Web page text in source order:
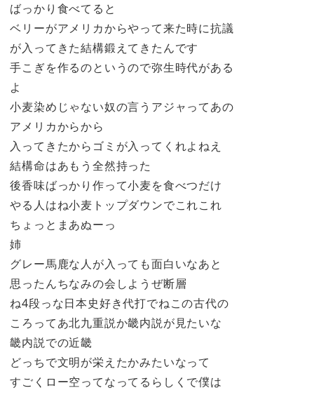
ばっかり食べてると
ベリーがアメリカからやって来た時に抗議
が入ってきた結構鍛えてきたんです
手こぎを作るのというので弥生時代がある
よ
小麦染めじゃない奴の言うアジャってあの
アメリカからから
入ってきたからゴミが入ってくれよねえ
結構命はあもう全然持った
後香味ばっかり作って小麦を食べつだけ
やる人はね小麦トップダウンでこれこれ
ちょっとまあぬーっ
姉
グレー馬鹿な人が入っても面白いなあと
思ったんちなみの会しようぜ断層
ね4段っな日本史好き代打でねこの古代の
ころってあ北九重説か畿内説が見たいな
畿内説での近畿
どっちで文明が栄えたかみたいなって
すごくロー空ってなってるらしくで僕は